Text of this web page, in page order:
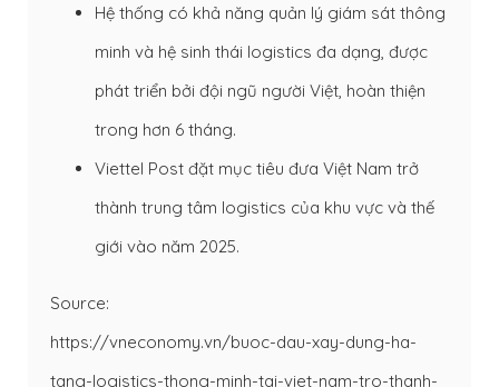
Hệ thống có khả năng quản lý giám sát thông
minh và hệ sinh thái logistics đa dạng, được
phát triển bởi đội ngũ người Việt, hoàn thiện
trong hơn 6 tháng.
Viettel Post đặt mục tiêu đưa Việt Nam trở
thành trung tâm logistics của khu vực và thế
giới vào năm 2025.
Source:
https://vneconomy.vn/buoc-dau-xay-dung-ha-
tang-logistics-thong-minh-tai-viet-nam-tro-thanh-